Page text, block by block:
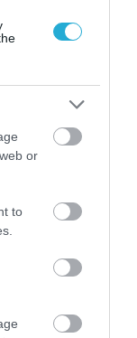
or
to
για τον ΟΠΕΚΕΠΕ